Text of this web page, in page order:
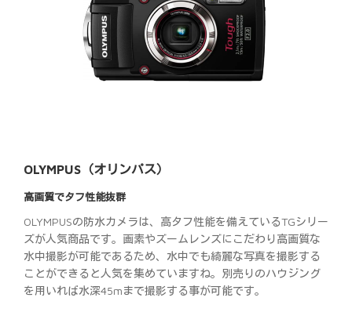
OLYMPUS（オリンパス）
高画質でタフ性能抜群
OLYMPUSの防水カメラは、高タフ性能を備えているTGシリー
ズが人気商品です。画素やズームレンズにこだわり高画質な
水中撮影が可能であるため、水中でも綺麗な写真を撮影する
ことができると人気を集めていますね。別売りのハウジング
を用いれば水深45mまで撮影する事が可能です。